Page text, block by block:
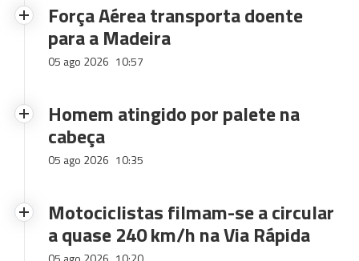
Força Aérea transporta doente
para a Madeira
05 ago 2026 10:57
Homem atingido por palete na
cabeça
05 ago 2026 10:35
Motociclistas filmam-se a circular
a quase 240 km/h na Via Rápida